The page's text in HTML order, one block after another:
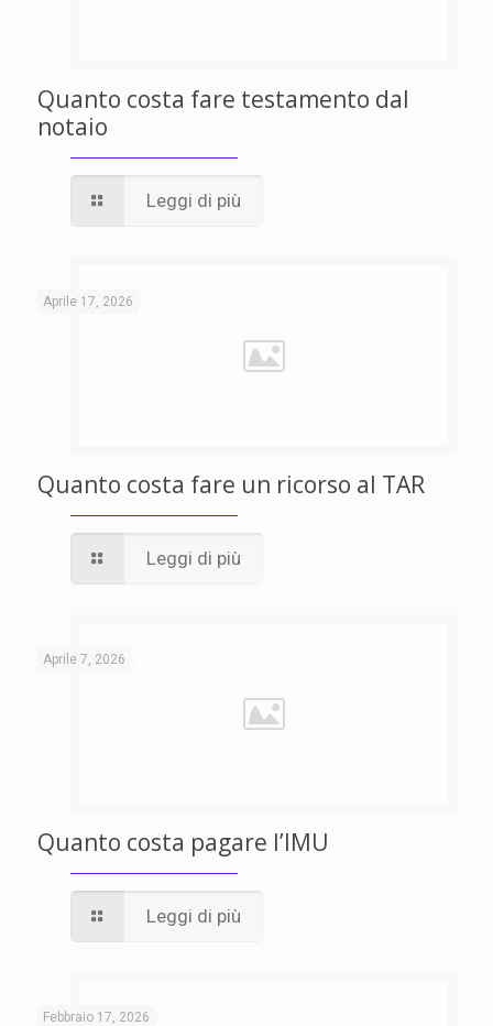
Quanto costa fare testamento dal
notaio
Leggi di più
Aprile 17, 2026
Quanto costa fare un ricorso al TAR
Leggi di più
Aprile 7, 2026
Quanto costa pagare l’IMU
Leggi di più
Febbraio 17, 2026